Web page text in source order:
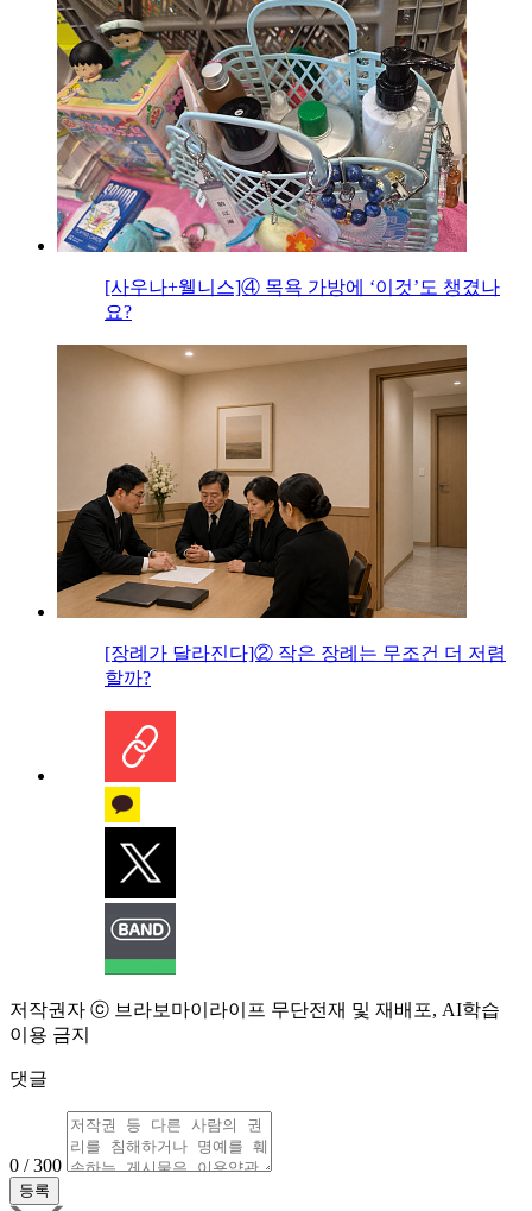
[사우나+웰니스]④ 목욕 가방에 ‘이것’도 챙겼나
요?
[장례가 달라진다]② 작은 장례는 무조건 더 저렴
할까?
저작권자 ⓒ 브라보마이라이프 무단전재 및 재배포, AI학습
이용 금지
댓글
0 / 300